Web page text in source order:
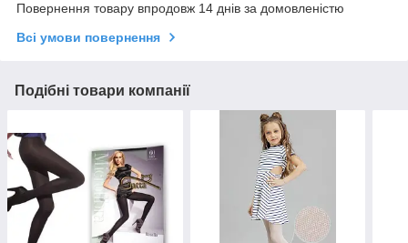
Повернення товару впродовж 14 днів за домовленістю
Всі умови повернення
Подібні товари компанії